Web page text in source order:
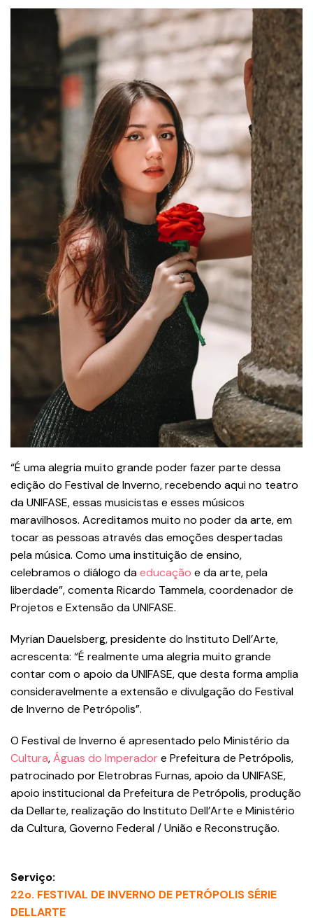
“É uma alegria muito grande poder fazer parte dessa
edição do Festival de Inverno, recebendo aqui no teatro
da UNIFASE, essas musicistas e esses músicos
maravilhosos. Acreditamos muito no poder da arte, em
tocar as pessoas através das emoções despertadas
pela música. Como uma instituição de ensino,
celebramos o diálogo daeducação e da arte, pela
liberdade”, comenta Ricardo Tammela, coordenador de
Projetos e Extensão da UNIFASE.
Myrian Dauelsberg, presidente do Instituto Dell’Arte,
acrescenta: “É realmente uma alegria muito grande
contar com o apoio da UNIFASE, que desta forma amplia
consideravelmente a extensão e divulgação do Festival
de Inverno de Petrópolis”.
O Festival de Inverno é apresentado pelo Ministério da
Cultura,Águas do Imperadore Prefeitura de Petrópolis,
patrocinado por Eletrobras Furnas, apoio da UNIFASE,
apoio institucional da Prefeitura de Petrópolis, produção
da Dellarte, realização do Instituto Dell’Arte e Ministério
da Cultura, Governo Federal / União e Reconstrução.
Serviço:
22o. FESTIVAL DE INVERNO DE PETRÓPOLIS SÉRIE
DELLARTE